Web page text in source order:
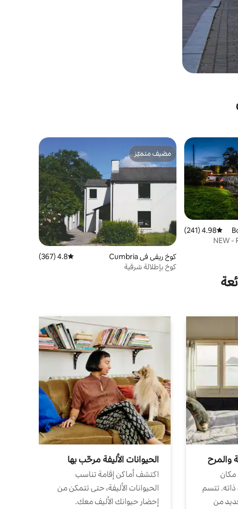
الضيوف
متوسط التقييم 4.98 من 5، 241 مراجعات
4.98 (241)
NEW -
مضيف متميّز
مضيف متميّز
كوخ ريفي في Cumbria متوسط التقييم 4.8 من 5، 367 مراجعات
4.8 (367)
كوخ بإطلالة شرقية
والمرح
ذاته. تتسم
من
الحيوانات الأليفة مرحّب بها
اكتشف أماكن إقامة تناسب
الحيوانات الأليفة، حتى تتمكن من
إحضار حيوانك الأليف معك.